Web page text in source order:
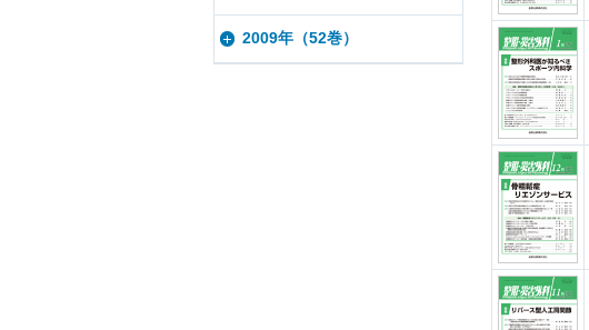
2009年（52巻）